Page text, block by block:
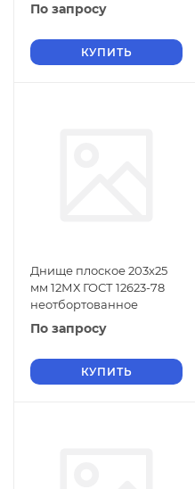
По запросу
КУПИТЬ
Днище плоское 203х25
мм 12МХ ГОСТ 12623-78
неотбортованное
По запросу
КУПИТЬ